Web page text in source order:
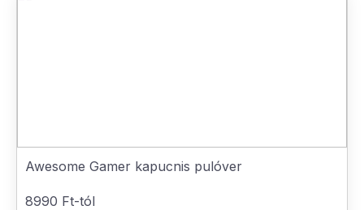
Awesome Gamer kapucnis pulóver
8990 Ft-tól